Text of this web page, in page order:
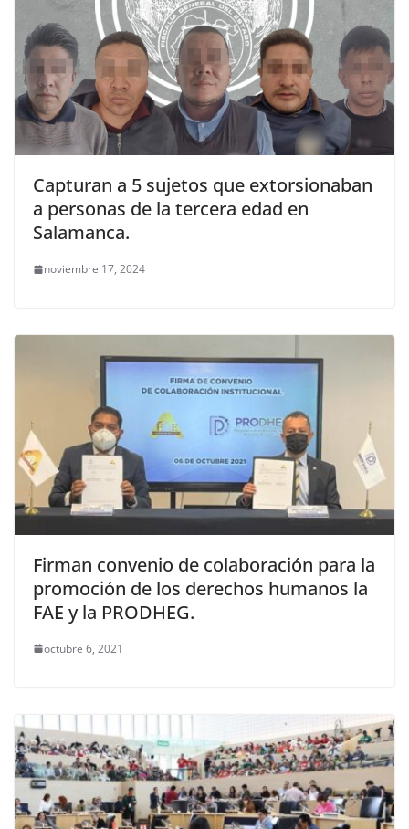
Capturan a 5 sujetos que extorsionaban
a personas de la tercera edad en
Salamanca.
noviembre 17, 2024
Firman convenio de colaboración para la
promoción de los derechos humanos la
FAE y la PRODHEG.
octubre 6, 2021